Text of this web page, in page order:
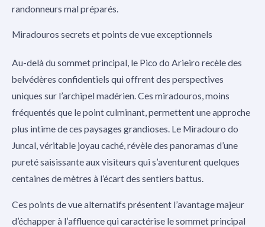
randonneurs mal préparés.
Miradouros secrets et points de vue exceptionnels
Au-delà du sommet principal, le Pico do Arieiro recèle des
belvédères confidentiels qui offrent des perspectives
uniques sur l’archipel madérien. Ces miradouros, moins
fréquentés que le point culminant, permettent une approche
plus intime de ces paysages grandioses. Le Miradouro do
Juncal, véritable joyau caché, révèle des panoramas d’une
pureté saisissante aux visiteurs qui s’aventurent quelques
centaines de mètres à l’écart des sentiers battus.
Ces points de vue alternatifs présentent l’avantage majeur
d’échapper à l’affluence qui caractérise le sommet principal